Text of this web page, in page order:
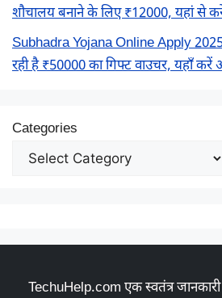
शौचालय बनाने के लिए ₹12000, यहां से
Subhadra Yojana Online Apply
रही है ₹50000 का गिफ्ट वाउचर, यहाँ
Categories
TechuHelp.com एक स्वतंत्र जानकारी